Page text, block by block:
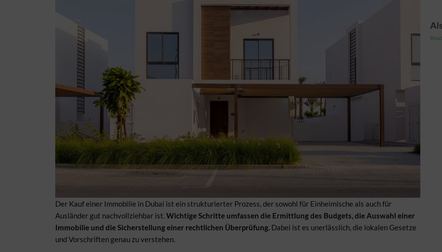
Der Kauf einer Immobilie in Dubai ist ein strukturierter Prozess, der sowohl für Einheimische als auch für
Ausländer gut nachvollziehbar ist. Wichtige Schritte umfassen die Ermittlung des Budgets, die Auswahl einer
Immobilie und die Sicherstellung einer rechtlichen Überprüfung. Dabei ist es unerlässlich, die lokalen Gesetze
und Vorschriften genau zu verstehen.